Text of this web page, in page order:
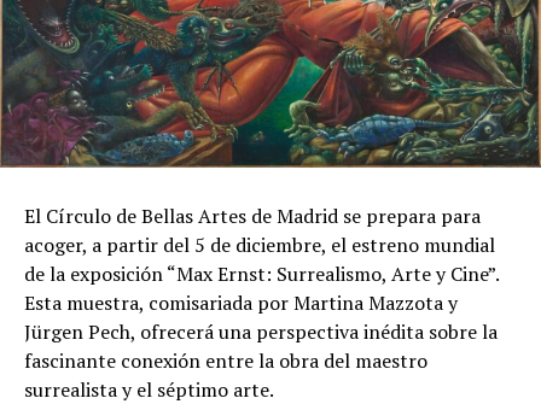
El Círculo de Bellas Artes de Madrid se prepara para
acoger, a partir del 5 de diciembre, el estreno mundial
de la exposición “Max Ernst: Surrealismo, Arte y Cine”.
Esta muestra, comisariada por Martina Mazzota y
Jürgen Pech, ofrecerá una perspectiva inédita sobre la
fascinante conexión entre la obra del maestro
surrealista y el séptimo arte.